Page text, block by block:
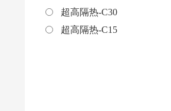
超高隔热-C30
超高隔热-C15